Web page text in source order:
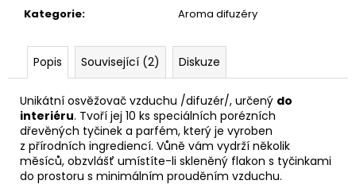
Kategorie: Aroma difuzéry
Popis Související (2) Diskuze
Unikátní osvěžovač vzduchu /difuzér/, určený do
interiéru. Tvoří jej 10 ks speciálních porézních
dřevěných tyčinek a parfém, který je vyroben
z přírodních ingrediencí. Vůně vám vydrží několik
měsíců, obzvlášť umístíte-li skleněný flakon s tyčinkami
do prostoru s minimálním prouděním vzduchu.
m
PÁNEVNÍ
PROLOŽKY
SADA
3
KUSY